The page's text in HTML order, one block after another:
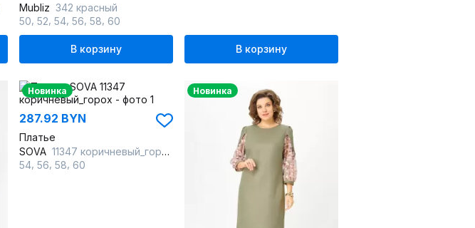
Mubliz 342 красный
50 52 54 56 58 60
В корзину В корзину
Новинка
287.92 BYN
Платье
SOVA 11347 коричневый_горох
54 56 58 60
Новинка